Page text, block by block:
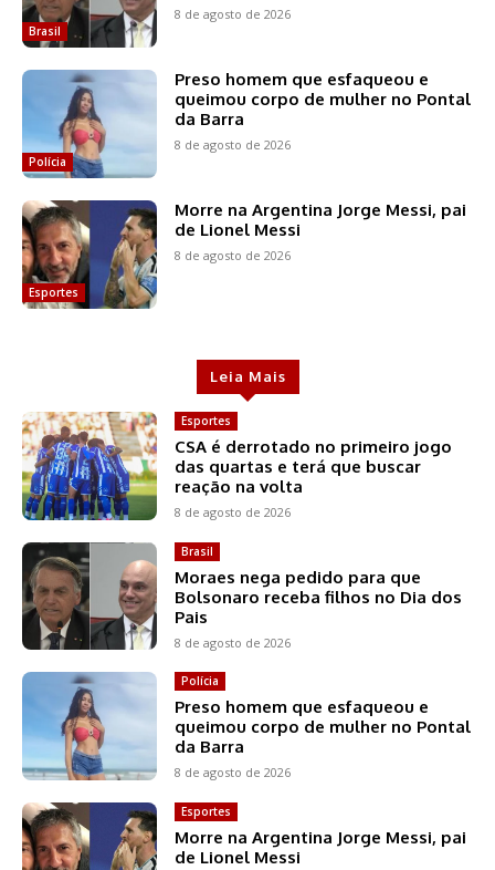
Brasil
8 de agosto de 2026
Polícia
Preso homem que esfaqueou e
queimou corpo de mulher no Pontal
da Barra
8 de agosto de 2026
Esportes
Morre na Argentina Jorge Messi, pai
de Lionel Messi
8 de agosto de 2026
Leia Mais
Esportes
CSA é derrotado no primeiro jogo
das quartas e terá que buscar
reação na volta
8 de agosto de 2026
Brasil
Moraes nega pedido para que
Bolsonaro receba filhos no Dia dos
Pais
8 de agosto de 2026
Polícia
Preso homem que esfaqueou e
queimou corpo de mulher no Pontal
da Barra
8 de agosto de 2026
Esportes
Morre na Argentina Jorge Messi, pai
de Lionel Messi